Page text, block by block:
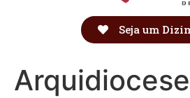
Seja um